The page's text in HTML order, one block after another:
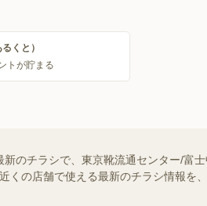
くと）
トが貯まる
のチラシで、東京靴流通センター/富
くの店舗で使える最新のチラシ情報を